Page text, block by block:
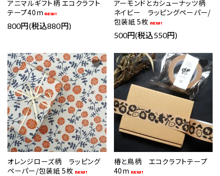
アニマルギフト柄 エコクラフト
テープ40m
800円(税込880円)
アーモンドとカシューナッツ柄
ネイビー ラッピングペーパー/
包装紙 5枚
500円(税込550円)
オレンジローズ柄 ラッピング
ペーパー/包装紙 5枚
favorite
椿と鳥柄 エコクラフトテープ
40m
favorite